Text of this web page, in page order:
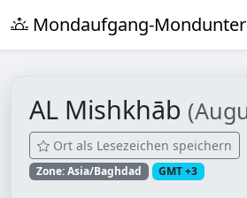
Mondaufgang-
AL Mishkhāb
Ort als Lesezeichen speichern
Zone: Asia/Baghdad GMT +3